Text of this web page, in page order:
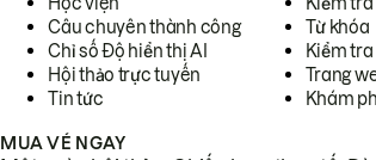
Câu chuyên thành công
Chỉ số Độ hiển thị AI
Hội thảo trực tuyến
Tin tức
Từ khóa
Kiểm
Trang
Khám
MUA VÉ NGAY